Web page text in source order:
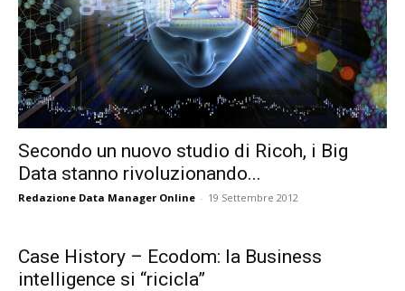
Secondo un nuovo studio di Ricoh, i Big
Data stanno rivoluzionando...
Redazione Data Manager Online - 19 Settembre 2012
Case History – Ecodom: la Business
intelligence si “ricicla”